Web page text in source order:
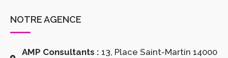
NOTRE AGENCE
AMP Consultants : 13, Place Saint-Martin 14000